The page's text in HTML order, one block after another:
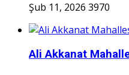
Şub 11, 2026 3970
Ali Akkanat